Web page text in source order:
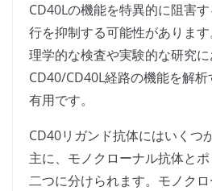
CD40Lの機能を特異的に阻害
行を抑制する可能性がありま
理学的な検査や実験的な研究に
CD40/CD40L経路の機能を解
有用です。
CD40リガンド抗体にはいくつ
主に、モノクローナル抗体と
二つに分けられます。モノク